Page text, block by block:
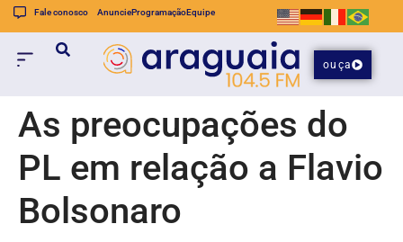
Fale conosco AnuncieProgramaçãoEquipe
ouça
As preocupações do
PL em relação a Flavio
Bolsonaro